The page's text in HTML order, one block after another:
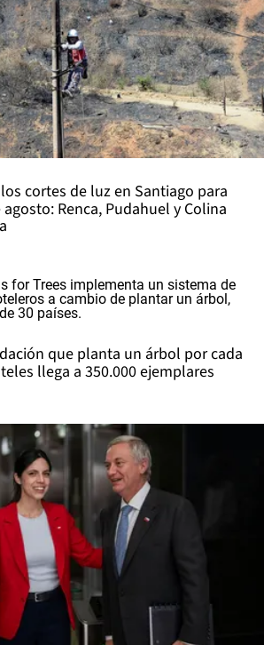
cortes de luz en Santiago para
Renca, Pudahuel y Colina
que planta un árbol por cada
llega a 350.000 ejemplares